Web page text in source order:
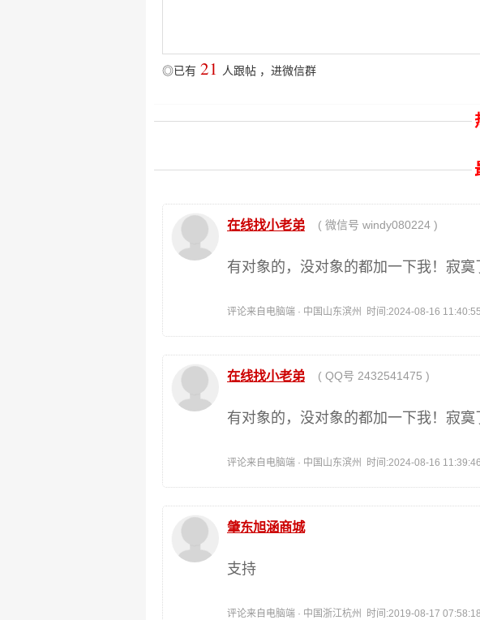
◎已有 21 人跟帖 ， 进微信群
在线找小老弟 ( 微信号 windy080224 )
有对象的，没对象的都加一下我！寂寞
评论来自电脑端 · 中国山东滨州 时间:2024-08-16 11:40:55
在线找小老弟 ( QQ号 2432541475 )
有对象的，没对象的都加一下我！寂寞
评论来自电脑端 · 中国山东滨州 时间:2024-08-16 11:39:46
肇东旭涵商城
支持
评论来自电脑端 · 中国浙江杭州 时间:2019-08-17 07:58:18